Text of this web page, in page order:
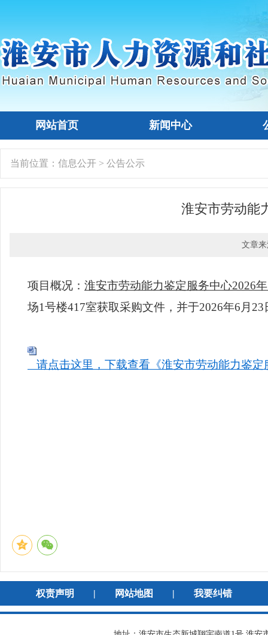
网站首页 新闻中心
当前位置： 信息公开 > 公告公示
淮安市劳动能
文章
项目概况： 淮安市劳动能力鉴定服务中心2026
场1号楼417室获取采购文件，并于2026年6月
请点击这里，下载查看《淮安市劳动能力鉴
权责声明 | 网站地图 | 我要纠错